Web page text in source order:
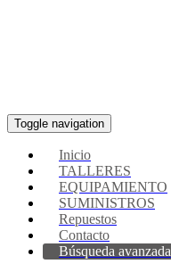
Toggle navigation
Inicio
TALLERES
EQUIPAMIENTO
SUMINISTROS
Repuestos
Contacto
Búsqueda avanzada